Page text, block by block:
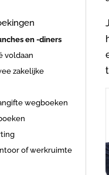
en -diners
voldaan
zakelijke
wegboeken
of werkruimte